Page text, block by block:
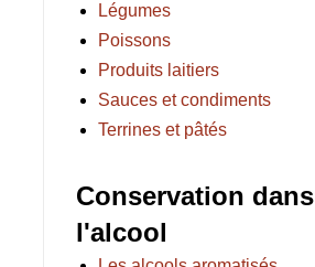
Légumes
Poissons
Produits laitiers
Sauces et condiments
Terrines et pâtés
Conservation dans
l'alcool